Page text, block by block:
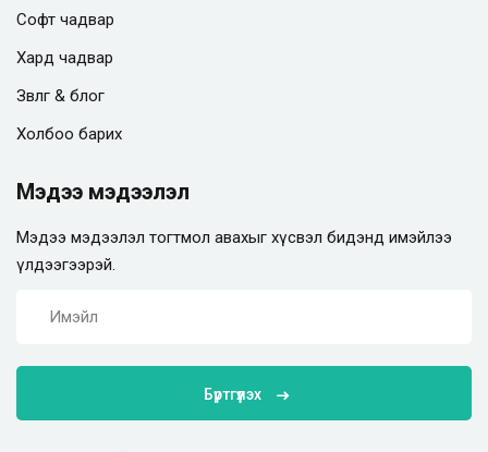
Софт чадвар
Хард чадвар
Зөвлөгөө & блог
Холбоо барих
Мэдээ мэдээлэл
Мэдээ мэдээлэл тогтмол авахыг хүсвэл бидэнд имэйлээ
үлдээгээрэй.
Бүртгүүлэх